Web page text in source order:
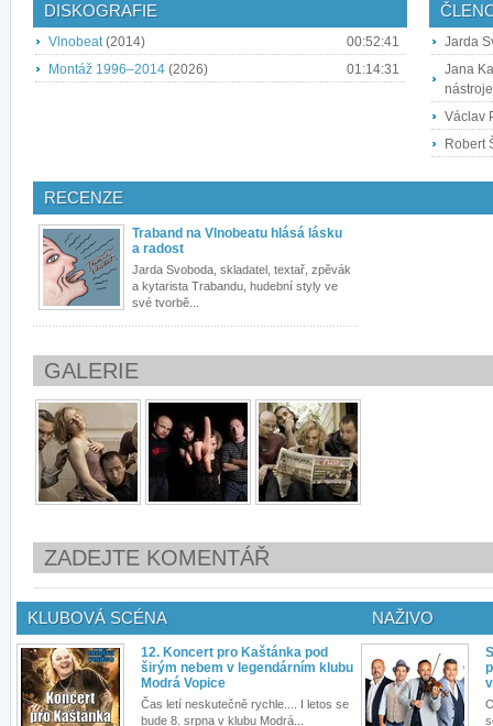
DISKOGRAFIE
Vlnobeat(2014)
00:52:41
Montáž 1996–2014 (2026) 01:14:31
Jarda
Jana
Václav
Robert
RECENZE
Traband na Vlnobeatu hlásá lásku
a radost
Jarda Svoboda, skladatel, textař, zpěvák
a kytarista Trabandu, hudební styly ve
své tvorbě...
GALERIE
ZADEJTE KOMENTÁŘ
KLUBOVÁ SCÉNA
12. Koncert pro Kaštánka pod
širým nebem v legendárním klubu
Modrá Vopice
Čas letí neskutečně rychle.... I letos se
bude 8. srpna v klubu Modrá...
NAŽIVO